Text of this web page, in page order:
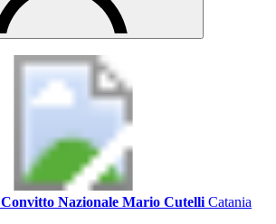
Convitto Nazionale Mario Cutelli Catania